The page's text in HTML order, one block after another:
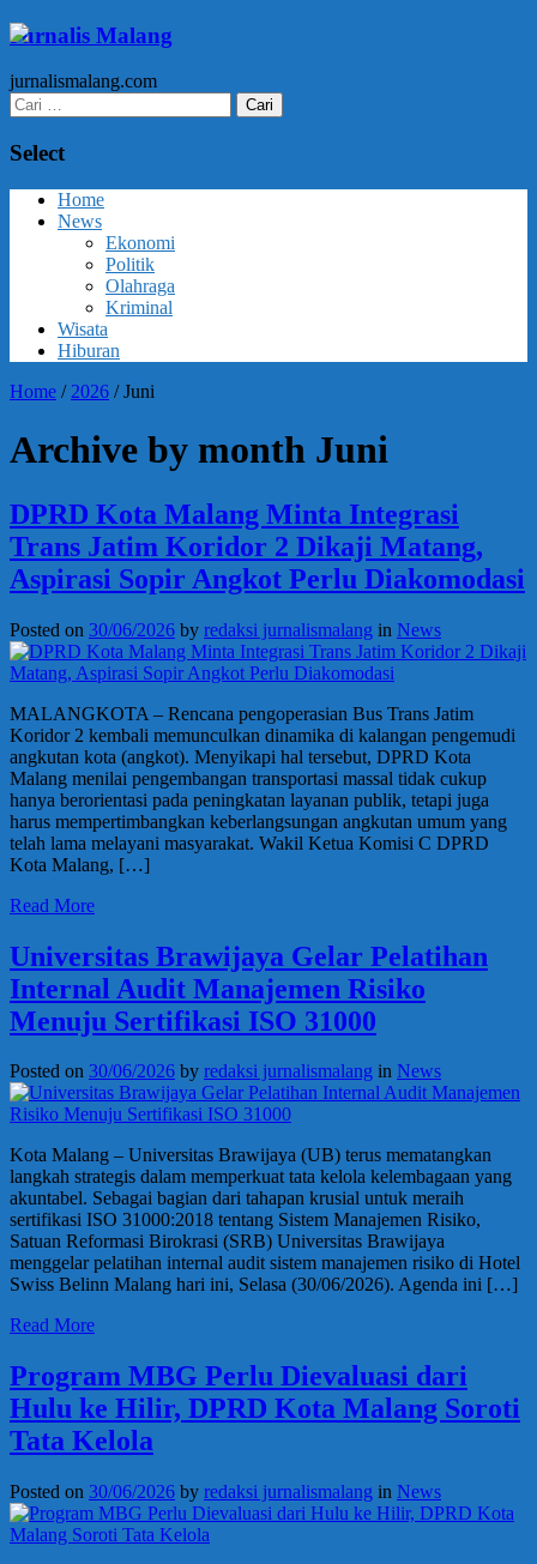
Jurnalis Malang
jurnalismalang.com
Cari
untuk:
Select
Home
News
Ekonomi
Politik
Olahraga
Kriminal
Wisata
Hiburan
Home / 2026 /Juni
Archive by month Juni
DPRD Kota Malang Minta Integrasi
Trans Jatim Koridor 2 Dikaji Matang,
Aspirasi Sopir Angkot Perlu Diakomodasi
Posted on 30/06/2026 by redaksi jurnalismalang in News
MALANGKOTA – Rencana pengoperasian Bus Trans Jatim
Koridor 2 kembali memunculkan dinamika di kalangan pengemudi
angkutan kota (angkot). Menyikapi hal tersebut, DPRD Kota
Malang menilai pengembangan transportasi massal tidak cukup
hanya berorientasi pada peningkatan layanan publik, tetapi juga
harus mempertimbangkan keberlangsungan angkutan umum yang
telah lama melayani masyarakat. Wakil Ketua Komisi C DPRD
Kota Malang, […]
Read More
Universitas Brawijaya Gelar Pelatihan
Internal Audit Manajemen Risiko
Menuju Sertifikasi ISO 31000
Posted on 30/06/2026 by redaksi jurnalismalang in News
Kota Malang – Universitas Brawijaya (UB) terus mematangkan
langkah strategis dalam memperkuat tata kelola kelembagaan yang
akuntabel. Sebagai bagian dari tahapan krusial untuk meraih
sertifikasi ISO 31000:2018 tentang Sistem Manajemen Risiko,
Satuan Reformasi Birokrasi (SRB) Universitas Brawijaya
menggelar pelatihan internal audit sistem manajemen risiko di Hotel
Swiss Belinn Malang hari ini, Selasa (30/06/2026). Agenda ini […]
Read More
Program MBG Perlu Dievaluasi dari
Hulu ke Hilir, DPRD Kota Malang Soroti
Tata Kelola
Posted on 30/06/2026 by redaksi jurnalismalang in News